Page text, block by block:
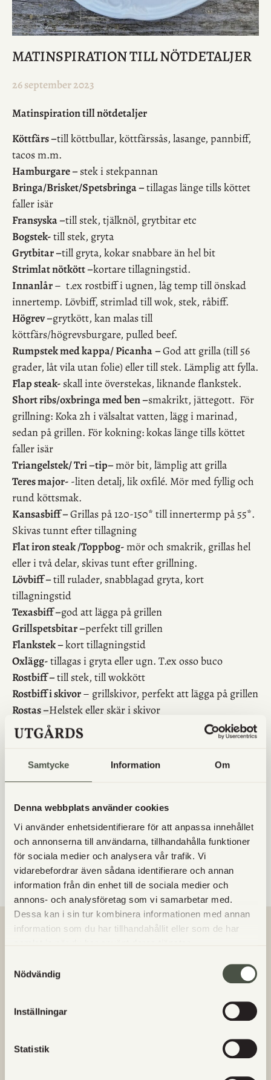
Samtycke Information Om
Denna webbplats använder cookies
Vi använder enhetsidentifierare för att anpassa innehållet
och annonserna till användarna, tillhandahålla funktioner
för sociala medier och analysera vår trafik. Vi
vidarebefordrar även sådana identifierare och annan
information från din enhet till de sociala medier och
annons- och analysföretag som vi samarbetar med.
Dessa kan i sin tur kombinera informationen med annan
information som du har tillhandahållit eller som de har
Nödvändig
Inställningar
Statistik
MATINSPIRATION TILL NÖTDETALJER
26 september 2023
Matinspiration till nötdetaljer
Köttfärs –till köttbullar, köttfärssås, lasange, pannbiff,
tacos m.m.
Hamburgare –stek i stekpannan
Bringa/Brisket/Spetsbringa –tillagas länge tills köttet
faller isär
Fransyska –till stek, tjälknöl, grytbitar etc
Bogstek-till stek, gryta
Grytbitar –till gryta, kokar snabbare än hel bit
Strimlat nötkött –kortare tillagningstid.
Innanlår– t.ex rostbiff i ugnen, låg temp till önskad
innertemp. Lövbiff, strimlad till wok, stek, råbiff.
Högrev –grytkött, kan malas till
köttfärs/högrevsburgare, pulled beef.
Rumpstek med kappa/ Picanha–God att grilla (till 56
grader, låt vila utan folie) eller till stek. Lämplig att fylla.
Flap steak- skall inte överstekas, liknande flankstek.
Short ribs/oxbringa med ben –smakrikt, jättegott. För
grillning: Koka 2h i välsaltat vatten, lägg i marinad,
sedan på grillen. För kokning: kokas länge tills köttet
faller isär
Triangelstek/ Tri –tip–mör bit, lämplig att grilla
Teres major- -liten detalj, lik oxfilé. Mör med fyllig och
rund köttsmak.
Kansasbiff –Grillas på 120-150* till innertermp på 55*.
Skivas tunnt efter tillagning
Flat iron steak /Toppbog-mör och smakrik, grillas hel
eller i två delar, skivas tunt efter grillning.
Lövbiff –till rulader, snabblagad gryta, kort
tillagningstid
Texasbiff –god att lägga på grillen
Grillspetsbitar –perfekt till grillen
Flankstek –kort tillagningstid
Oxlägg-tillagas i gryta eller ugn. T.ex osso buco
Rostbiff –till stek, till wokkött
Rostbiff i skivor– grillskivor, perfekt att lägga på grillen
Rostas –Helstek eller skär i skivor
Ryggbiff –Steks eller grillas i skivor
Entrecote –Steks eller grillas i skivor
Oxfilé-
Möraste biten. Helstek eller skär i skivor
att steka i, smält till att göra egna talgbollar
Märgben –till hunden, koka buljong etc.
Enrisrökt nötrulle –gott som pålägg, i paj, i pastasallad
Enrisrökt bringa – till pålägg etc
Smaklig spis!
Vart kommer Utgårds kött från?
Hur betalar jag när jag handlar hos Utgårds?